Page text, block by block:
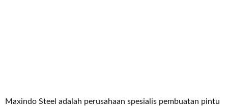
Maxindo Steel adalah perusahaan spesialis pembuatan pintu